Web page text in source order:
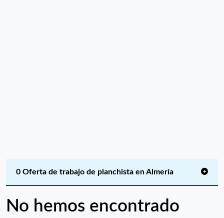
0 Oferta de trabajo de planchista en Almería
No hemos encontrado